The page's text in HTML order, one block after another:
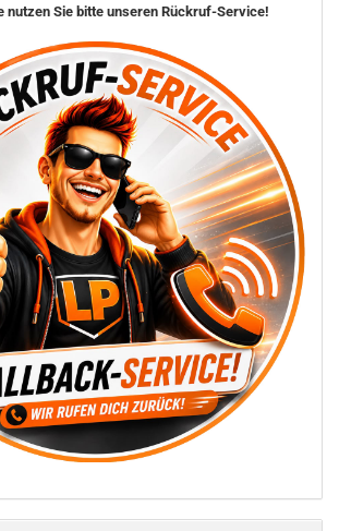
nutzen Sie bitte unseren Rückruf-Service!